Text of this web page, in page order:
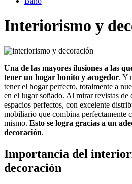
Interiorismo y
Una de las mayores ilusiones a las
tener un hogar bonito y acogedor. Y
tener el hogar perfecto, totalmente a
en el lugar soñado. Al mirar revistas de
espacios perfectos, con excelente
mobiliario que combina perfectamente
mismo. Esto se logra gracias a un
decoración.
Importancia del
decoración